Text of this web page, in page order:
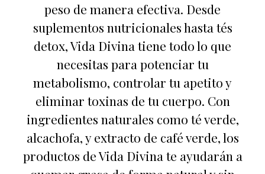
peso de manera efectiva. Desde
suplementos nutricionales hasta tés
detox, Vida Divina tiene todo lo que
necesitas para potenciar tu
metabolismo, controlar tu apetito y
eliminar toxinas de tu cuerpo. Con
ingredientes naturales como té verde,
alcachofa, y extracto de café verde, los
productos de Vida Divina te ayudarán a